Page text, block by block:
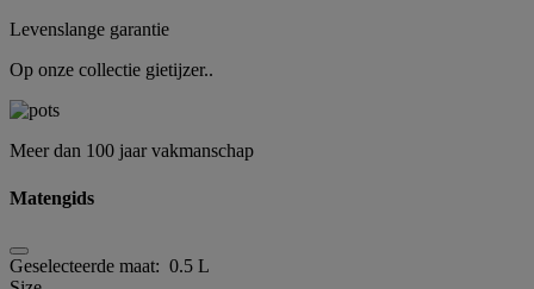
Levenslange garantie
Op onze collectie gietijzer..
Meer dan 100 jaar vakmanschap
Matengids
Geselecteerde maat: 0.5 L